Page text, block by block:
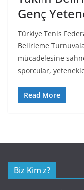
Genç
Türkiye Tenis
Belirleme
mücadelesine
sporcular,
Read More
Biz Kimiz?